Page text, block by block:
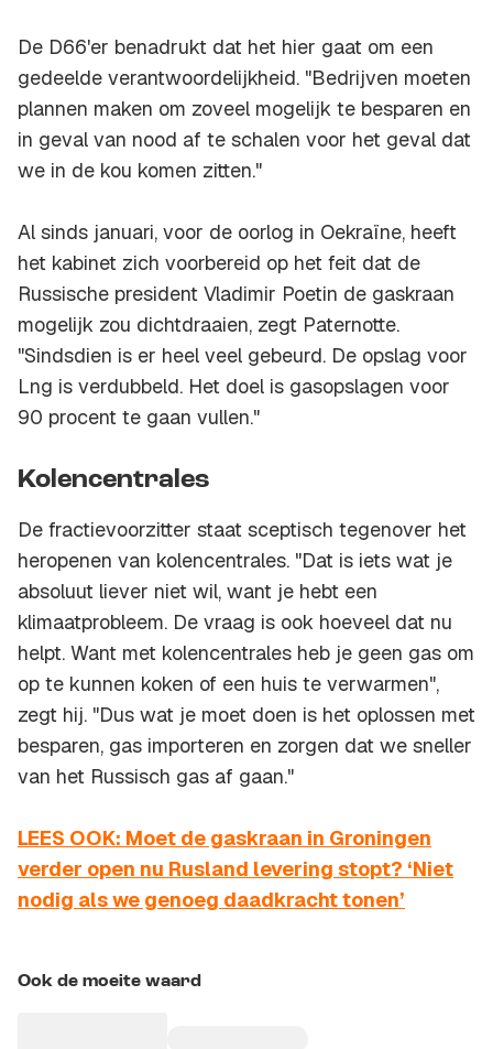
De D66'er benadrukt dat het hier gaat om een
gedeelde verantwoordelijkheid. "Bedrijven moeten
plannen maken om zoveel mogelijk te besparen en
in geval van nood af te schalen voor het geval dat
we in de kou komen zitten."
Al sinds januari, voor de oorlog in Oekraïne, heeft
het kabinet zich voorbereid op het feit dat de
Russische president Vladimir Poetin de gaskraan
mogelijk zou dichtdraaien, zegt Paternotte.
"Sindsdien is er heel veel gebeurd. De opslag voor
Lng is verdubbeld. Het doel is gasopslagen voor
90 procent te gaan vullen."
Kolencentrales
De fractievoorzitter staat sceptisch tegenover het
heropenen van kolencentrales. "Dat is iets wat je
absoluut liever niet wil, want je hebt een
klimaatprobleem. De vraag is ook hoeveel dat nu
helpt. Want met kolencentrales heb je geen gas om
op te kunnen koken of een huis te verwarmen",
zegt hij. "Dus wat je moet doen is het oplossen met
besparen, gas importeren en zorgen dat we sneller
van het Russisch gas af gaan."
LEES OOK: Moet de gaskraan in Groningen
verder open nu Rusland levering stopt? ‘Niet
nodig als we genoeg daadkracht tonen’
Ook de moeite waard